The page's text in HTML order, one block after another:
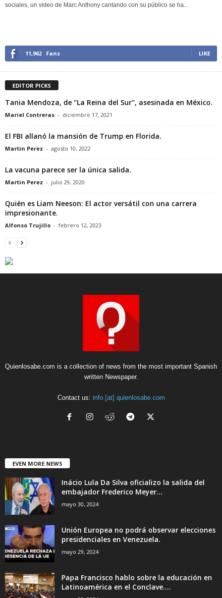
sociales, un video de Marc Anthony cantando con su público se ha...
11,962 Fans LIKE
EDITOR PICKS
Tania Mendoza, de “La Reina del Sur”, asesinada en México.
Mariel Contreras - diciembre 17, 2021
El FBI allanó la mansión de Trump en Florida.
Martin Perez - agosto 10, 2022
La vacuna parece ser la única salida.
Martin Perez - julio 29, 2020
Quién es Liam Neeson: El actor versátil con una carrera
impresionante.
Alfonso Trujillo - febrero 12, 2023
Quienlosabe.com is a collection of news from the most important Spanish
written Newspaper.
Contact us: info [at] quienlosabe.com
EVEN MORE NEWS
Inácio Lula Da Silva oficializo la salida del
embajador Frederico Meyer...
mayo 30, 2024
Unión Europea no podrá observar elecciones
presidenciales en Venezuela.
mayo 29, 2024
Papa Francisco hablo sobre la educación en
Latinoamérica en el Conclave....